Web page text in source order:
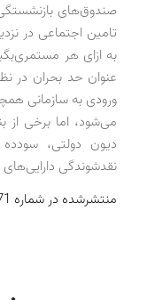
صندوق‌های
تامین اجتماعی در
به ازای هر
عنوان حد بحران در
ورودی به سازمانی
می‌شود، اما برخی از
دیون دولتی،
نقدشوندگی
منتشرشده در شماره 171 تجارت فردا